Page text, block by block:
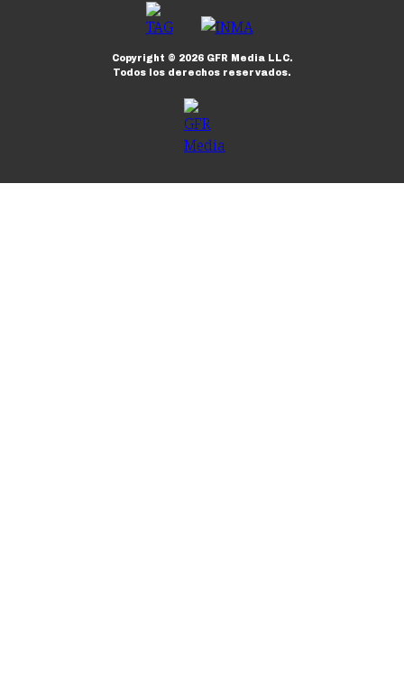
Copyright © 2026GFR Media LLC.
Todos los derechos reservados.